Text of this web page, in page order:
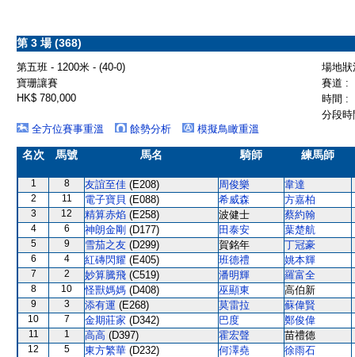
第 3 場 (368)
第五班 - 1200米 - (40-0)
場地
寶珊讓賽
賽道 :
HK$ 780,000
時間 :
分段
全方位賽事重溫
餘勢分析 模擬鳥瞰重溫
名次 馬號 馬名 騎師 練馬師
1 8 友誼至佳 (E208) 周俊樂 韋達
2 11 電子寶貝 (E088) 希威森 方嘉柏
3 12 精算赤焰 (E258) 波健士 蔡約翰
4 6 神朗金剛 (D177) 田泰安 葉楚航
5 9 雪茄之友 (D299) 賀銘年 丁冠豪
6 4 紅磚閃耀 (E405) 班德禮 姚本輝
7 2 妙算騰飛 (C519) 潘明輝 羅富全
8 10 怪獸媽媽 (D408) 巫顯東 高伯新
9 3 添有運 (E268) 莫雷拉 蘇偉賢
10 7 金期莊家 (D342) 巴度 鄭俊偉
11 1 高高 (D397) 霍宏聲 苗禮德
12 5 東方繁華 (D232) 何澤堯
徐雨石